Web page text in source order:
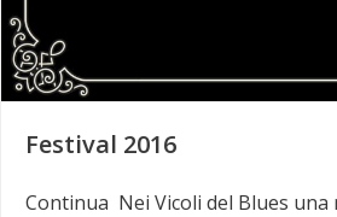
Festival 2016
Continua Nei Vicoli del Blues una